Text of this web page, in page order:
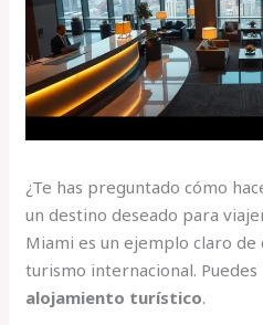
¿Te has preguntado cómo
un destino deseado para
Miami es un ejemplo claro
turismo internacional.
alojamiento turístico.